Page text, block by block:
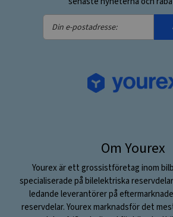
Din
e-
Om Yourex
Yourex är ett grossistföretag inom
specialiserade på bilelektriska
ledande leverantörer på
reservdelar. Yourex marknadsför det